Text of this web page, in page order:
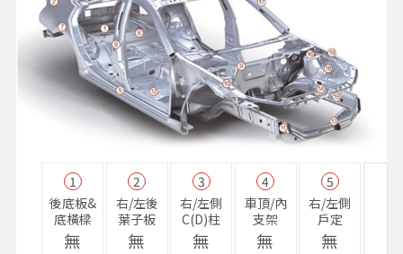
1
後底板&
底橫樑
無
2
右/左後
葉子板
無
3
右/左側
C(D)柱
無
4
車頂/內
支架
無
5
右/左側
戶定
無